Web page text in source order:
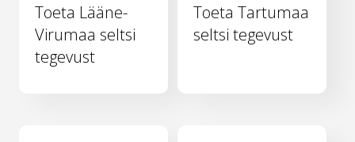
Toeta Lääne-
Virumaa seltsi
tegevust
Toeta Tartumaa
seltsi tegevust